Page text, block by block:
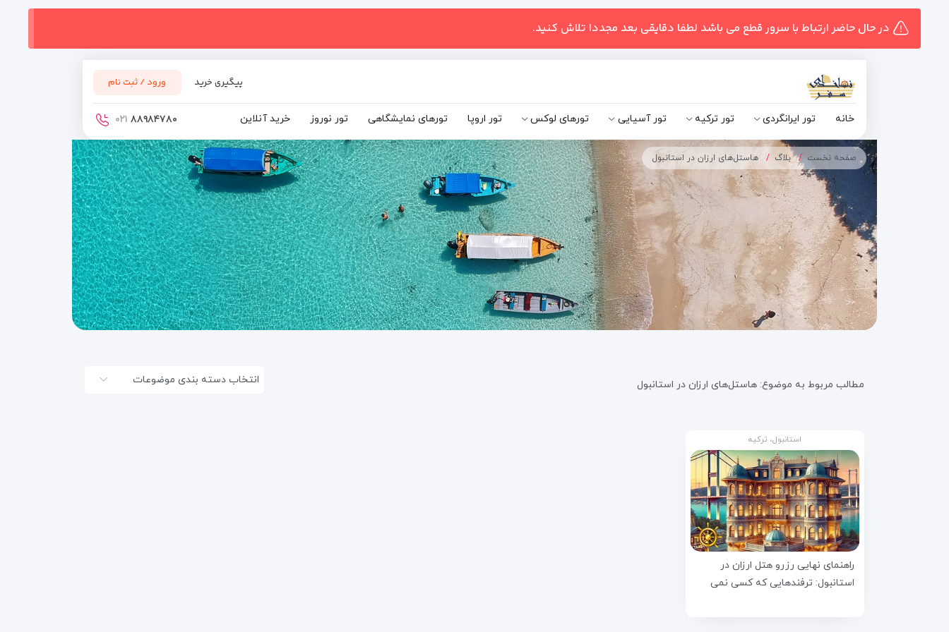
در حال حاضر ارتباط با سرور قطع می باشد لطفا دقایقی بعد مجددا تلاش کنید.
پیگیری خرید ورود / ثبت نام
خانه تور ایرانگردی تور ترکیه تور آسیایی تورهای لوکس تور اروپا تورهای نمایشگاهی تور نوروز خرید آنلاین ۸۸۹۸۴۷۸۰ ۰۲۱
صفحه نخست بلاگ هاستل‌های ارزان در استانبول
مطالب مربوط به موضوع: هاستل‌های ارزان در استانبول انتخاب دسته بندی موضوعات
استانبول، ترکیه
راهنمای نهایی رزرو هتل ارزان در
استانبول: ترفندهایی که کسی نمی